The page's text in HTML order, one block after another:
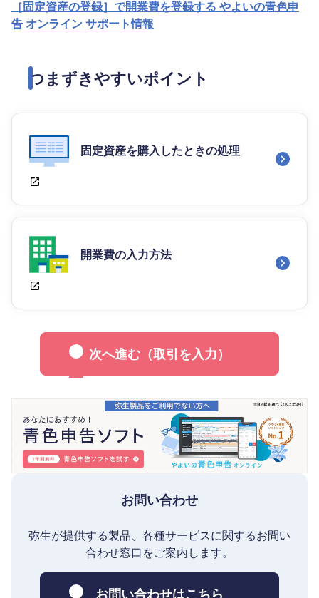
［固定資産の登録］で開業費を登録する やよいの青色申
告 オンライン サポート情報
つまずきやすいポイント
固定資産を購入したときの処理
開業費の入力方法
次へ進む（取引を入力）
お問い合わせ
弥生が提供する製品、各種サービスに関するお問い
合わせ窓口をご案内します。
お問い合わせはこちら